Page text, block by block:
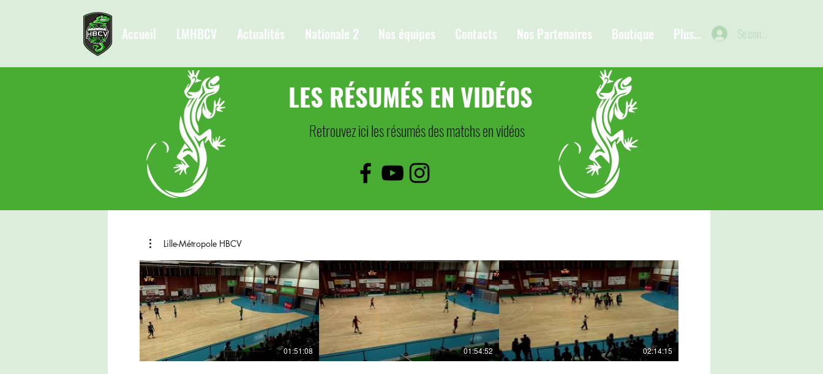
Accueil LMHBCV Actualités Nationale 2 Nos équipes Contacts Nos Partenaires Boutique Plus... Se connecter
LES RÉSUMÉS EN VIDÉOS
Retrouvez ici les résumés des matchs en vidéos
Lille-Métropole HBCV
01:51:08 01:54:52 02:14:15